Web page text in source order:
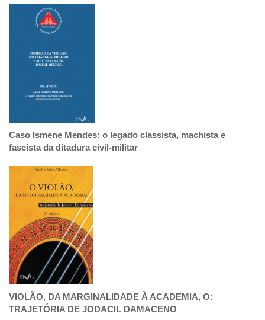
Caso Ismene Mendes: o legado classista, machista e
fascista da ditadura civil-militar
VIOLÃO, DA MARGINALIDADE À ACADEMIA, O:
TRAJETÓRIA DE JODACIL DAMACENO